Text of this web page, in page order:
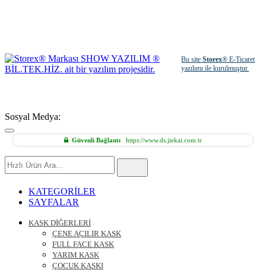
Bu siteStorex® E-Ticaret
yazılımı ile kurulmuştur.
Sosyal Medya:
Güvenli Bağlantı https://www.ds.jiekai.com.tr
Hızlı
Ürün
KATEGORİLER
SAYFALAR
KASK DİĞERLERİ
ÇENE AÇILIR KASK
FULL FACE KASK
YARIM KASK
ÇOCUK KASKI